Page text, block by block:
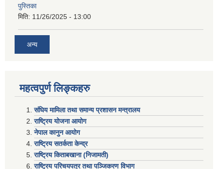
पुस्तिका
मिति: 11/26/2025 - 13:00
अन्य
महत्वपुर्ण लिङ्कहरु
संघिय मामिला तथा समान्य प्रशासन मन्त्रालय
राष्ट्रिय योजना आयोग
नेपाल कानुन आयोग
राष्ट्रिय सतर्कता केन्द्र
राष्ट्रिय किताबखाना (निजामती)
राष्ट्रिय परिचयपत्र तथा पञ्जिकरण विभाग